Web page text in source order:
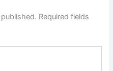
Required fields